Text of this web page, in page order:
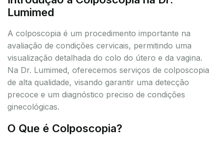
Lumimed
A colposcopia é um procedimento importante na
avaliação de condições cervicais, permitindo uma
visualização detalhada do colo do útero e da vagina.
Na Dr. Lumimed, oferecemos serviços de colposcopia
de alta qualidade, visando garantir uma detecção
precoce e um diagnóstico preciso de condições
ginecológicas.
O Que é Colposcopia?